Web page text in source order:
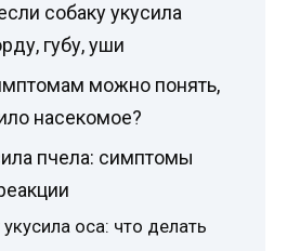
собаку укусила
губу, уши
можно понять,
насекомое?
пчела: симптомы
оса: что делать